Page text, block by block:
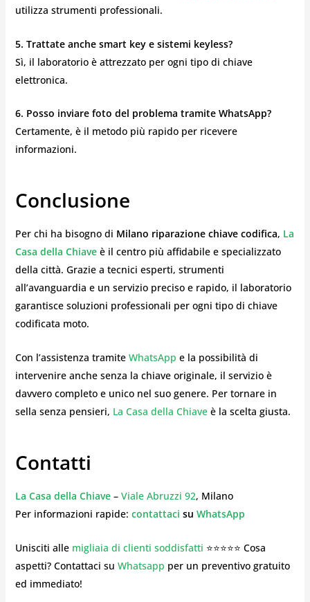
utilizza strumenti professionali.
5. Trattate anche smart key e sistemi keyless?
Sì, il laboratorio è attrezzato per ogni tipo di chiave
elettronica.
6. Posso inviare foto del problema tramite WhatsApp?
Certamente, è il metodo più rapido per ricevere
informazioni.
Conclusione
Per chi ha bisogno di Milano riparazione chiave codifica, La
Casa della Chiaveè il centro più affidabile e specializzato
della città. Grazie a tecnici esperti, strumenti
all’avanguardia e un servizio preciso e rapido, il laboratorio
garantisce soluzioni professionali per ogni tipo di chiave
codificata moto.
Con l’assistenza tramite WhatsApp e la possibilità di
intervenire anche senza la chiave originale, il servizio è
davvero completo e unico nel suo genere. Per tornare in
sella senza pensieri, La Casa della Chiaveè la scelta giusta.
Contatti
La Casa della Chiave– Viale Abruzzi 92, Milano
Per informazioni rapide: contattaci su WhatsApp
Unisciti alle migliaia di clienti soddisfatti ⭐⭐⭐⭐⭐ Cosa
aspetti? Contattaci su Whatsapp per un preventivo gratuito
ed immediato!